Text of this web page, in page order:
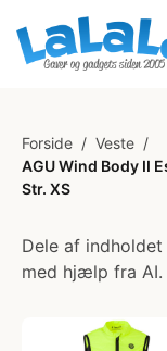
Forside / Veste /
AGU Wind Body II
Str. XS
Dele af
med hjælp fra AI.